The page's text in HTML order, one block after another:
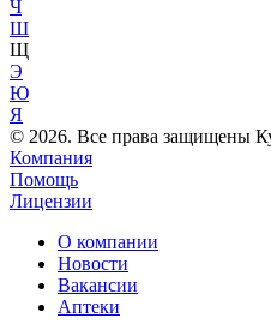
Ч
Ш
Щ
Э
Ю
Я
© 2026. Все права защищены
Компания
Помощь
Лицензии
О компании
Новости
Вакансии
Аптеки